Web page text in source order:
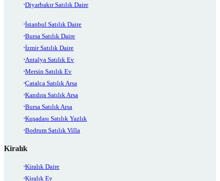
Diyarbakır Satılık Daire
İstanbul Satılık Daire
Bursa Satılık Daire
İzmir Satılık Daire
Antalya Satılık Ev
Mersin Satılık Ev
Çatalca Satılık Arsa
Kandıra Satılık Arsa
Bursa Satılık Arsa
Kuşadası Satılık Yazlık
Bodrum Satılık Villa
Kiralık
Kiralık Daire
Kiralık Ev